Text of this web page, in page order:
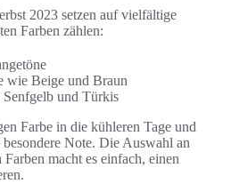
2023 setzen auf vielfältige
Farben zählen:
wie Beige und Braun
und Türkis
Farbe in die kühleren Tage und
Note. Die Auswahl an
macht es einfach, einen